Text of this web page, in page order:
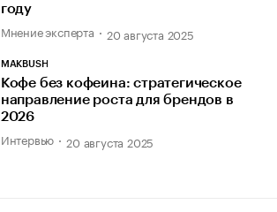
году
Мнение эксперта 20 августа 2025
MAKBUSH
Кофе без кофеина: стратегическое
направление роста для брендов в
2026
Интервью 20 августа 2025